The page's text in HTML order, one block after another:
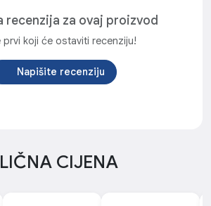
recenzija za ovaj proizvod
prvi koji će ostaviti recenziju!
Napišite recenziju
CIJENA